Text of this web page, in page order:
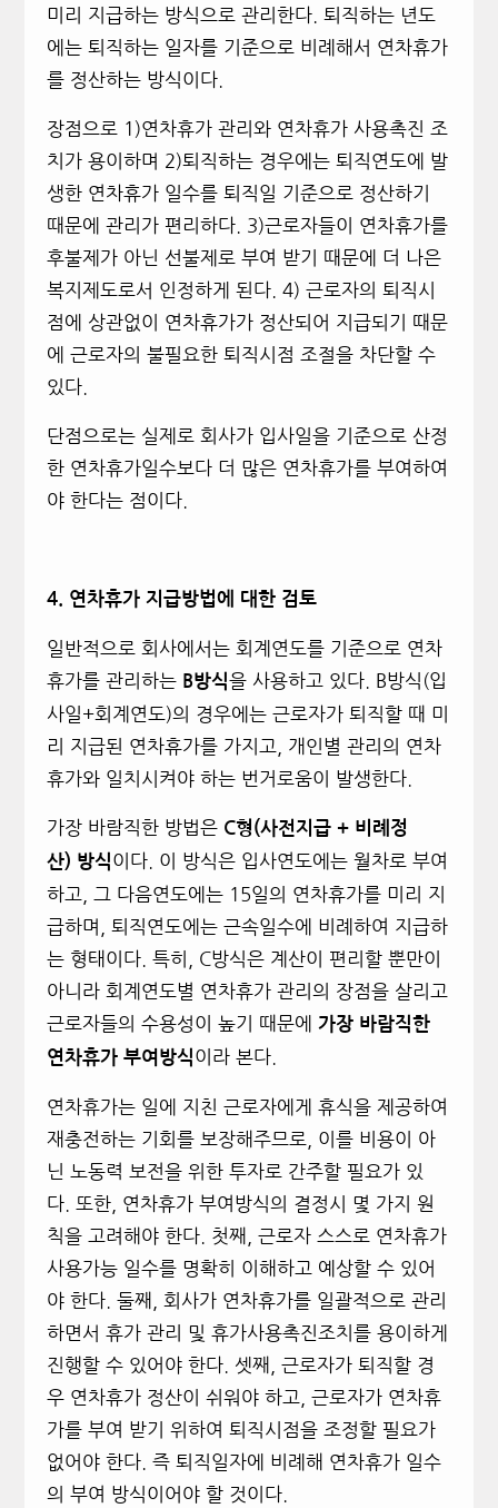
미리 지급하는 방식으로 관리한다. 퇴직하는 년도
에는 퇴직하는 일자를 기준으로 비례해서 연차휴가
를 정산하는 방식이다.
장점으로 1)연차휴가 관리와 연차휴가 사용촉진 조
치가 용이하며 2)퇴직하는 경우에는 퇴직연도에 발
생한 연차휴가 일수를 퇴직일 기준으로 정산하기
때문에 관리가 편리하다. 3)근로자들이 연차휴가를
후불제가 아닌 선불제로 부여 받기 때문에 더 나은
복지제도로서 인정하게 된다. 4) 근로자의 퇴직시
점에 상관없이 연차휴가가 정산되어 지급되기 때문
에 근로자의 불필요한 퇴직시점 조절을 차단할 수
있다.
단점으로는 실제로 회사가 입사일을 기준으로 산정
한 연차휴가일수보다 더 많은 연차휴가를 부여하여
야 한다는 점이다.
4. 연차휴가 지급방법에 대한 검토
일반적으로 회사에서는 회계연도를 기준으로 연차
휴가를 관리하는 B방식을 사용하고 있다. B방식(입
사일+회계연도)의 경우에는 근로자가 퇴직할 때 미
리 지급된 연차휴가를 가지고, 개인별 관리의 연차
휴가와 일치시켜야 하는 번거로움이 발생한다.
가장 바람직한 방법은 C형(사전지급 + 비례정
산) 방식이다. 이 방식은 입사연도에는 월차로 부여
하고, 그 다음연도에는 15일의 연차휴가를 미리 지
급하며, 퇴직연도에는 근속일수에 비례하여 지급하
는 형태이다. 특히, C방식은 계산이 편리할 뿐만이
아니라 회계연도별 연차휴가 관리의 장점을 살리고
근로자들의 수용성이 높기 때문에 가장 바람직한
연차휴가 부여방식이라 본다.
연차휴가는 일에 지친 근로자에게 휴식을 제공하여
재충전하는 기회를 보장해주므로, 이를 비용이 아
닌 노동력 보전을 위한 투자로 간주할 필요가 있
다. 또한, 연차휴가 부여방식의 결정시 몇 가지 원
칙을 고려해야 한다. 첫째, 근로자 스스로 연차휴가
사용가능 일수를 명확히 이해하고 예상할 수 있어
야 한다. 둘째, 회사가 연차휴가를 일괄적으로 관리
하면서 휴가 관리 및 휴가사용촉진조치를 용이하게
진행할 수 있어야 한다. 셋째, 근로자가 퇴직할 경
우 연차휴가 정산이 쉬워야 하고, 근로자가 연차휴
가를 부여 받기 위하여 퇴직시점을 조정할 필요가
없어야 한다. 즉 퇴직일자에 비례해 연차휴가 일수
의 부여 방식이어야 할 것이다.